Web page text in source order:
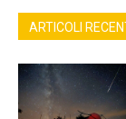
ARTICOLI